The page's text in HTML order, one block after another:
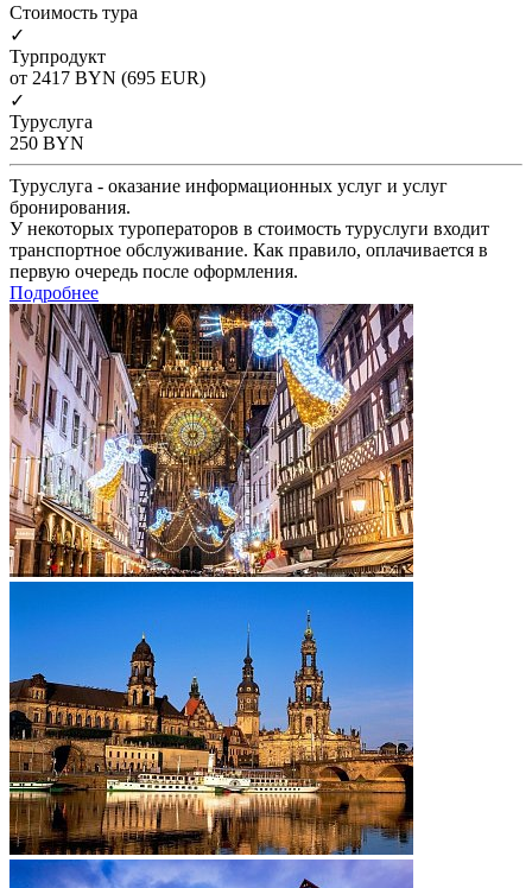
Cтоимость тура
✓
Турпродукт
от 2417 BYN (695 EUR)
✓
Туруслуга
250 BYN
Туруслуга - оказание информационных услуг и услуг
бронирования.
У некоторых туроператоров в стоимость туруслуги входит
транспортное обслуживание. Как правило, оплачивается в
первую очередь после оформления.
Подробнее